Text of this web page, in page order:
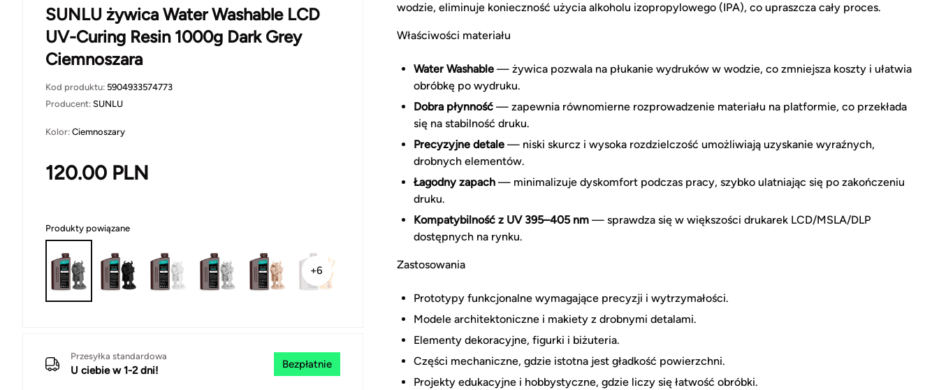
SUNLU żywica Water Washable LCD
UV-Curing Resin 1000g Dark Grey
Ciemnoszara
Kod produktu: 5904933574773
Producent: SUNLU
Kolor: Ciemnoszary
120.00 PLN
Produkty powiązane
+6
Przesyłka standardowa
U ciebie w 1-2 dni!
Bezpłatnie
wodzie, eliminuje konieczność użycia alkoholu izopropylowego (IPA), co upraszcza cały proces.
Właściwości materiału
Water Washable — żywica pozwala na płukanie wydruków w wodzie, co zmniejsza koszty i ułatwia
obróbkę po wydruku.
Dobra płynność — zapewnia równomierne rozprowadzenie materiału na platformie, co przekłada
się na stabilność druku.
Precyzyjne detale — niski skurcz i wysoka rozdzielczość umożliwiają uzyskanie wyraźnych,
drobnych elementów.
Łagodny zapach — minimalizuje dyskomfort podczas pracy, szybko ulatniając się po zakończeniu
druku.
Kompatybilność z UV 395–405 nm — sprawdza się w większości drukarek LCD/MSLA/DLP
dostępnych na rynku.
Zastosowania
Prototypy funkcjonalne wymagające precyzji i wytrzymałości.
Modele architektoniczne i makiety z drobnymi detalami.
Elementy dekoracyjne, figurki i biżuteria.
Części mechaniczne, gdzie istotna jest gładkość powierzchni.
Projekty edukacyjne i hobbystyczne, gdzie liczy się łatwość obróbki.